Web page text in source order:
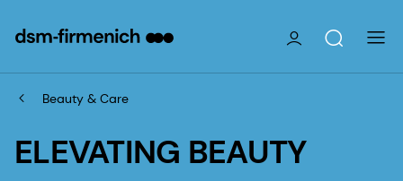
Beauty & Care
ELEVATING BEAUTY